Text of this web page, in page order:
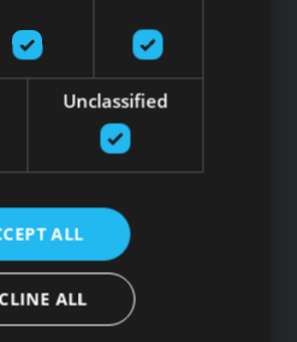
Ģērbtuvju aprīkojums
Brīvie svari
Grupu nodarbību
inventārs
GymNext
Unclassified
ALL
ALL